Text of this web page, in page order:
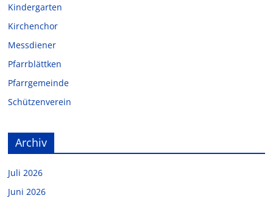
Kindergarten
Kirchenchor
Messdiener
Pfarrblättken
Pfarrgemeinde
Schützenverein
Archiv
Juli 2026
Juni 2026